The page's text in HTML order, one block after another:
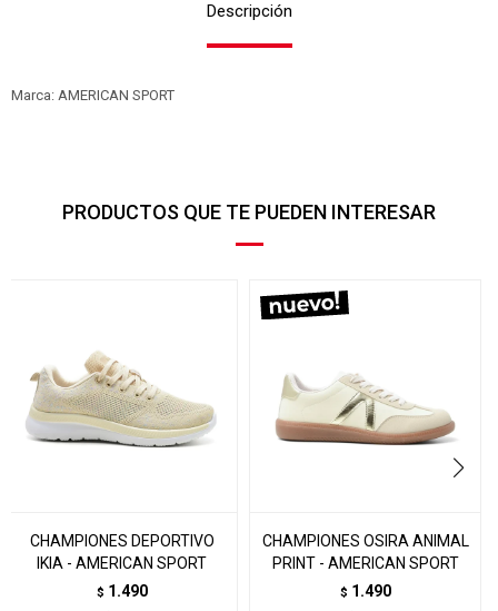
Descripción
Marca: AMERICAN SPORT
PRODUCTOS QUE TE PUEDEN INTERESAR
CHAMPIONES DEPORTIVO
IKIA - AMERICAN SPORT
$ 1.490
CHAMPIONES OSIRA ANIMAL
PRINT - AMERICAN SPORT
$ 1.490